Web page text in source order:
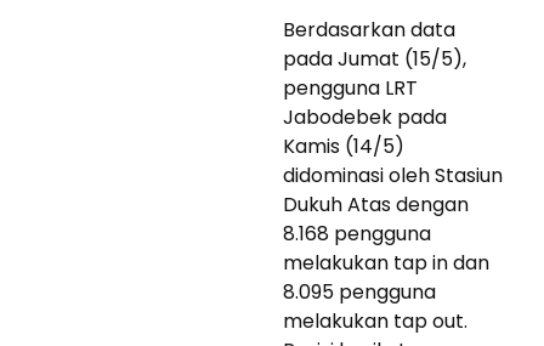
Berdasarkan data
pada Jumat (15/5),
pengguna LRT
Jabodebek pada
Kamis (14/5)
didominasi oleh Stasiun
Dukuh Atas dengan
8.168 pengguna
melakukan tap in dan
8.095 pengguna
melakukan tap out.